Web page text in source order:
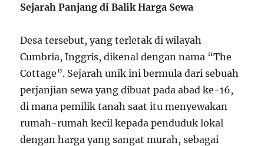
Sejarah Panjang di Balik Harga Sewa
Desa tersebut, yang terletak di wilayah
Cumbria, Inggris, dikenal dengan nama “The
Cottage”. Sejarah unik ini bermula dari sebuah
perjanjian sewa yang dibuat pada abad ke-16,
di mana pemilik tanah saat itu menyewakan
rumah-rumah kecil kepada penduduk lokal
dengan harga yang sangat murah, sebagai